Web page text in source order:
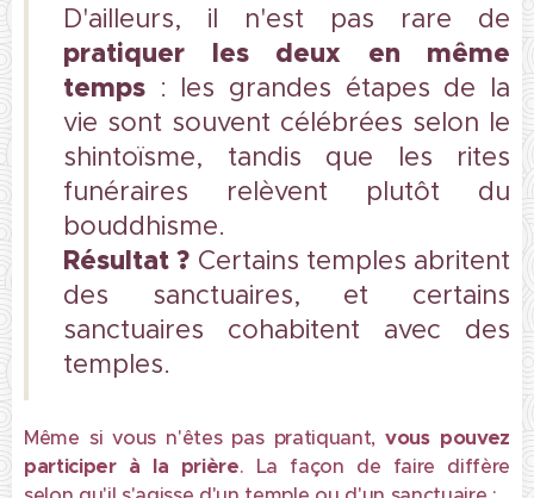
D'ailleurs, il n'est pas rare de
pratiquer les deux en même
temps : les grandes étapes de la
vie sont souvent célébrées selon le
shintoïsme, tandis que les rites
funéraires relèvent plutôt du
bouddhisme.
Résultat ? Certains temples abritent
des sanctuaires, et certains
sanctuaires cohabitent avec des
temples.
Même si vous n'êtes pas pratiquant,vous pouvez
participer à la prière. La façon de faire diffère